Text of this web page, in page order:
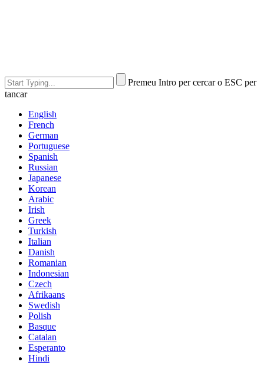
Premeu Intro per cercar o ESC per
tancar
English
French
German
Portuguese
Spanish
Russian
Japanese
Korean
Arabic
Irish
Greek
Turkish
Italian
Danish
Romanian
Indonesian
Czech
Afrikaans
Swedish
Polish
Basque
Catalan
Esperanto
Hindi